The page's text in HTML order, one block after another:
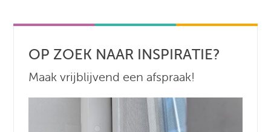
OP ZOEK NAAR INSPIRATIE?
Maak vrijblijvend een afspraak!